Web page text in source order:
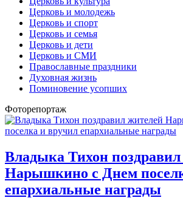
Церковь и молодежь
Церковь и спорт
Церковь и семья
Церковь и дети
Церковь и СМИ
Православные праздники
Духовная жизнь
Поминовение усопших
Фоторепортаж
Владыка Тихон
Нарышкино с Днем
епархиальные награды